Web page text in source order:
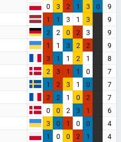
0 3 2 1 3 0
9
1 1 3 1 3
9
2 2 0 2 3
9
1 1 3 2 2
9
3 1 1 2 1
8
2 3 1 1 0
7
1 2 3 1 0
7
2 2 1 0 2
7
0 0 2 3 1
6
3 0 1 0 0
4
1 0 0 2 1
4
baansport evenementen